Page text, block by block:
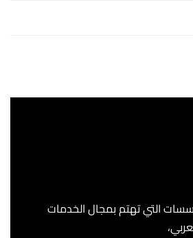
التي تهتم بمجال الخدمات